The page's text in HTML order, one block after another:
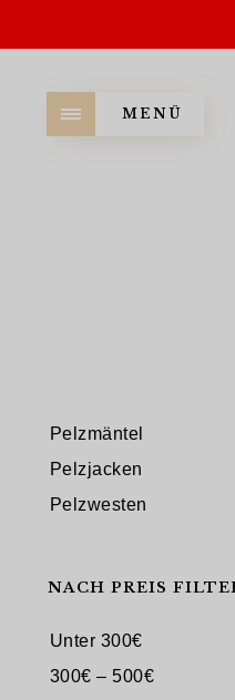
MENÜ
Pelzmäntel
Pelzjacken
Pelzwesten
NACH PREIS
Unter 300€
300€ – 500€